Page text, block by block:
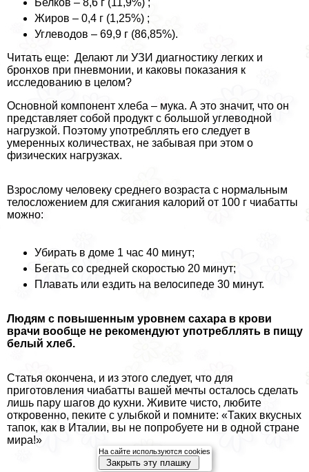
Жиров – 0,4 г (1,25%) ;
Углеводов – 69,9 г (86,85%).
Читать еще: Делают ли УЗИ диагностику легких и
бронхов при пневмонии, и каковы показания к
исследованию в целом?
Основной компонент хлеба – мука. А это значит, что он
представляет собой продукт с большой углеводной
нагрузкой. Поэтому употрeбллять его следует в
умеренных количествах, не забывая при этом о
физических нагрузках.
Взрослому человеку среднего возраста с нормальным
телосложением для сжигания калорий от 100 г чиабатты
можно:
Убирать в доме 1 час 40 минут;
Бегать со средней скоростью 20 минут;
Плавать или ездить на велосипеде 30 минут.
Людям с повышенным уровнем сахара в крови
врачи вообще не рекомендуют употрeбллять в пищу
белый хлеб.
Статья окончена, и из этого следует, что для
приготовления чиабатты вашей мечты осталось сделать
лишь пару шагов до кухни. Живите чисто, любите
откровенно, пеките с улыбкой и помните: «Таких вкусных
тапок, как в Италии, вы не попробуете ни в одной стране
мира!»
На сайте используются cookies
Закрыть эту плашку